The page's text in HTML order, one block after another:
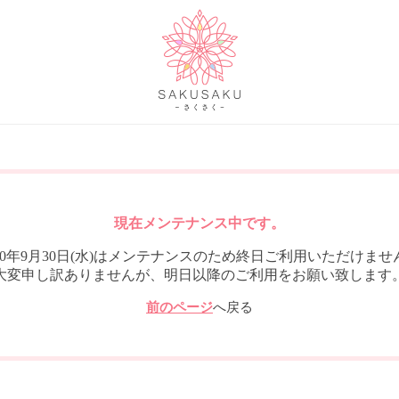
現在メンテナンス中です。
年9月30日(水)はメンテナンスのため終日ご利用いただけませ
変申し訳ありませんが、明日以降のご利用をお願い致します
前のページへ戻る